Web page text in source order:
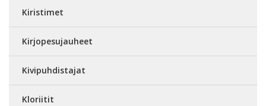
Kiristimet
Kirjopesujauheet
Kivipuhdistajat
Kloriitit